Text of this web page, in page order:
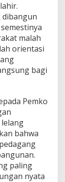
dibangun
malah
orientasi
bagi
Pemko
bahwa
paling
nyata